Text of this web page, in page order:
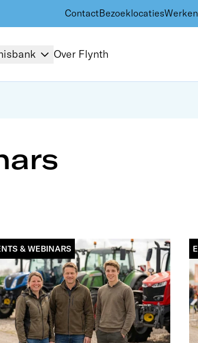
ContactBezoeklocaties
Over Flynth
& WEBINARS